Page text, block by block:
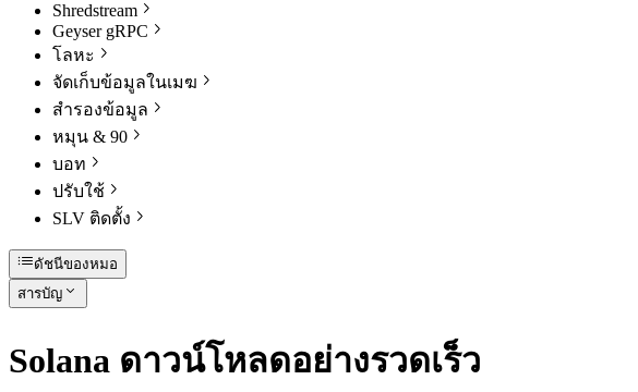
Shredstream
Geyser gRPC
โลหะ
จัดเก็บข้อมูลในเมฆ
สํารองข้อมูล
หมุน & 90
บอท
ปรับใช้
SLV ติดตั้ง
ดัชนีของหมอ
สารบัญ
Solana ดาวน์โหลดอย่างรวดเร็ว